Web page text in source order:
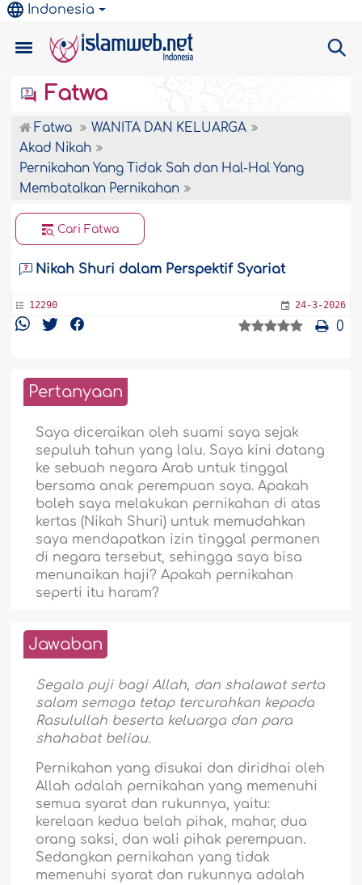
Indonesia
Fatwa
Fatwa
WANITA DAN KELUARGA
Akad Nikah
Pernikahan Yang Tidak Sah dan Hal-Hal Yang
Membatalkan Pernikahan
Cari Fatwa
Nikah Shuri dalam Perspektif Syariat
12290 24-3-2026
0
Pertanyaan
Saya diceraikan oleh suami saya sejak
sepuluh tahun yang lalu. Saya kini datang
ke sebuah negara Arab untuk tinggal
bersama anak perempuan saya. Apakah
boleh saya melakukan pernikahan di atas
kertas (Nikah Shuri) untuk memudahkan
saya mendapatkan izin tinggal permanen
di negara tersebut, sehingga saya bisa
menunaikan haji? Apakah pernikahan
seperti itu haram?
Jawaban
Segala puji bagi Allah, dan shalawat serta
salam semoga tetap tercurahkan kepada
Rasulullah beserta keluarga dan para
shahabat beliau.
Pernikahan yang disukai dan diridhai oleh
Allah adalah pernikahan yang memenuhi
semua syarat dan rukunnya, yaitu:
kerelaan kedua belah pihak, mahar, dua
orang saksi, dan wali pihak perempuan.
Sedangkan pernikahan yang tidak
memenuhi syarat dan rukunnya adalah